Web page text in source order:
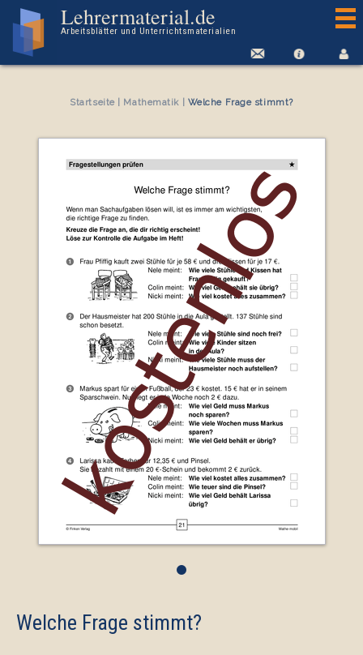
Lehrermaterial.de
Arbeitsblätter und Unterrichtsmaterialien
Startseite| Mathematik Welche Frage stimmt?
•
Welche Frage stimmt?